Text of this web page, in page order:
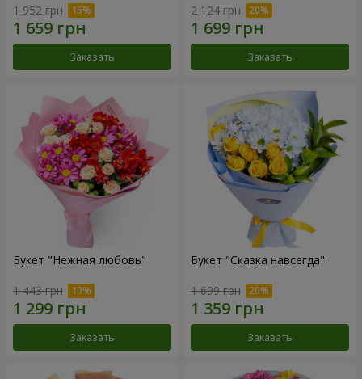
1 952 грн
Заказать
2 124 грн
Заказать
Букет "Нежная любовь"
1 443 грн
Заказать
Букет "Сказка навсегда"
1 699 грн
Заказать